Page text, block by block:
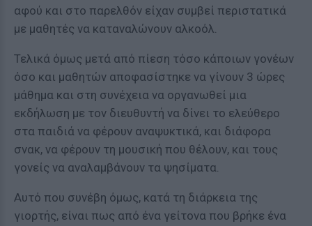
αφού και στο παρελθόν είχαν συμβεί περιστατικά
με μαθητές να καταναλώνουν αλκοόλ.
Τελικά όμως μετά από πίεση τόσο κάποιων γονέων
όσο και μαθητών αποφασίστηκε να γίνουν 3 ώρες
μάθημα και στη συνέχεια να οργανωθεί μια
εκδήλωση με τον διευθυντή να δίνει το ελεύθερο
στα παιδιά να φέρουν αναψυκτικά, και διάφορα
σνακ, να φέρουν τη μουσική που θέλουν, και τους
γονείς να αναλαμβάνουν τα ψησίματα.
Αυτό που συνέβη όμως, κατά τη διάρκεια της
γιορτής, είναι πως από ένα γείτονα που βρήκε ένα